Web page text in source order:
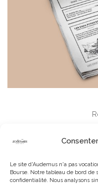
Le site d'Audemus n'a pas
Bourse. Notre tableau de bord de
confidentialité. Nous analysons